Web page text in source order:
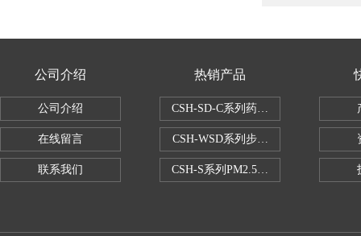
公司介绍
公司介绍
在线留言
联系我们
热销产品
CSH-SD-C系列药品稳定性试验箱（
CSH-WSD系列步入式药品稳定性试验
CSH-S系列PM2.5恒温恒湿试验室